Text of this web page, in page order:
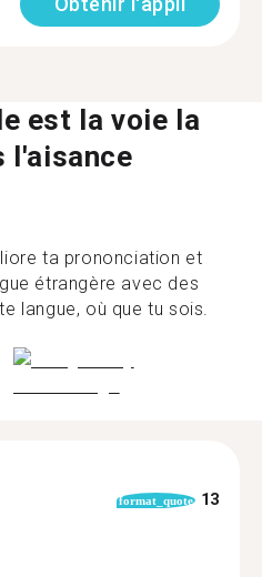
est la voie la
l'aisance
ta prononciation et
étrangère avec des
langue, où que tu sois.
format_quote 13